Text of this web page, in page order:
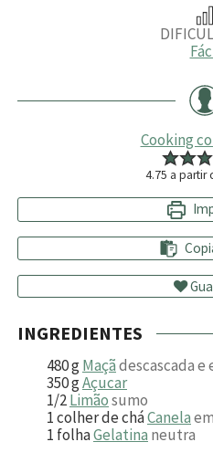
Cooking
4.75 a partir
INGREDIENTES
480gMaçãdescascada e
350gAçucar
1/2Limãosumo
1colher de cháCanela
1 folhaGelatina neutra